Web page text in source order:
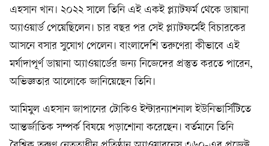
এহসান খান। ২০২২ সালে তিনি এই একই প্ল্যাটফর্ম থেকে ডায়ানা
অ্যাওয়ার্ড পেয়েছিলেন। চার বছর পর সেই প্ল্যাটফর্মেই বিচারকের
আসনে বসার সুযোগ পেলেন। বাংলাদেশি তরুণেরা কীভাবে এই
মর্যাদাপূর্ণ ডায়ানা অ্যাওয়ার্ডের জন্য নিজেদের প্রস্তুত করতে পারেন,
অভিজ্ঞতার আলোকে জানিয়েছেন তিনি।
আমিমুল এহসান জাপানের টোকিও ইন্টারন্যাশনাল ইউনিভার্সিটিতে
আন্তর্জাতিক সম্পর্ক বিষয়ে পড়াশোনা করেছেন। বর্তমানে তিনি